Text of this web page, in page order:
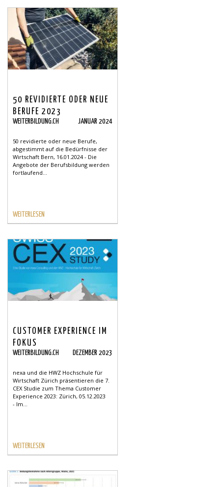
50 REVIDIERTE ODER NEUE
BERUFE 2023
WEITERBILDUNG.CH JANUAR 2024
50 revidierte oder neue Berufe,
abgestimmt auf die Bedürfnisse der
Wirtschaft Bern, 16.01.2024 - Die
Angebote der Berufsbildung werden
fortlaufend...
WEITERLESEN
CUSTOMER EXPERIENCE IM
FOKUS
WEITERBILDUNG.CH DEZEMBER 2023
nexa und die HWZ Hochschule für
Wirtschaft Zürich präsentieren die 7.
CEX Studie zum Thema Customer
Experience 2023: Zürich, 05.12.2023
- Im...
WEITERLESEN